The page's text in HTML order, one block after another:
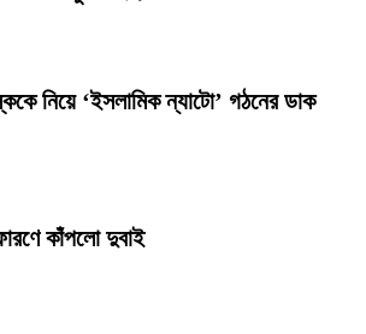
নিয়ে ‘ইসলামিক ন্যাটো’ গঠনের ডাক
কাঁপলো দুবাই